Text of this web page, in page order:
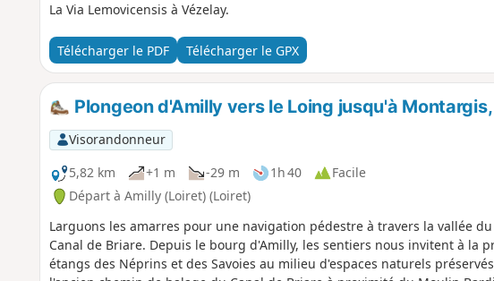
La Via Lemovicensis à Vézelay.
Télécharger le PDF Télécharger le GPX
Plongeon d'Amilly vers le Loing jusqu'à
Visorandonneur
5,82 km
+1 m -29 m 1h 40
Facile
Départ à Amilly (Loiret) (Loiret)
Larguons les amarres pour une navigation pédestre à travers la vallée
Canal de Briare. Depuis le bourg d'Amilly, les sentiers nous invitent à la
étangs des Néprins et des Savoies au milieu d'espaces naturels